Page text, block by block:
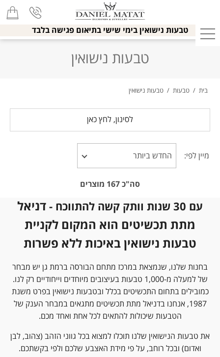
טבעות נישואין בימי שישי בתיאום פגישה בלבד
טבעות נישואין
בית / טבעות / טבעות נישואין
לסינון, לחץ כאן
מיין לפי:
סה"כ 167 מוצרים
עם 30 שנות וותק קשה להתווכח -
דניאל
מתת תכשיטים הוא המקום לקניית
טבעות נישואין באיכות ללא פשרות
בחנות שלנו, שנמצאת במרכז מתחם הבורסה ברמת גן יש מבחר
של למעלה מ-1,000 טבעות בעיצובים מיוחדים וייחודיים רק לנו.
כמובילים בתחום התכשיטים בכלל ובטבעות נישואין בפרט משנת
1987, אנחנו בדניאל מתת תכשיטים מתגאים במבחר הענק של
הטבעות שיכולות להתאים לכל אחת ואחד מכם.
את טבעות הנישואין שלנו תוכלו למצוא בכל גווני הזהב (צהוב, לבן
ואדום) ובכל רוחב, על פי מידת האצבע שלכם ולפי בקשתכם.